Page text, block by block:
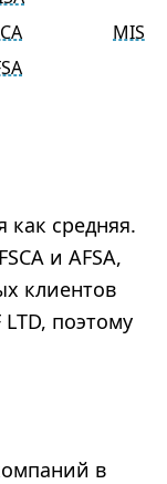
MISA
как средняя.
и AFSA,
клиентов
поэтому
в